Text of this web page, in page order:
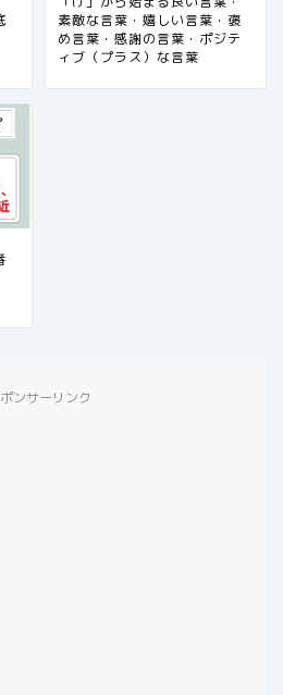
素敵な言葉・嬉しい言葉・褒
め言葉・感謝の言葉・ポジテ
ィブ（プラス）な言葉
ンサーリンク